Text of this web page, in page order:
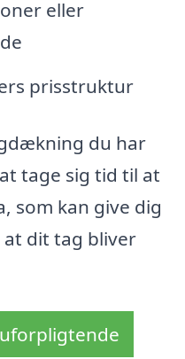
eller
prisstruktur
du har
tage sig tid til at
som kan give dig
dit tag bliver